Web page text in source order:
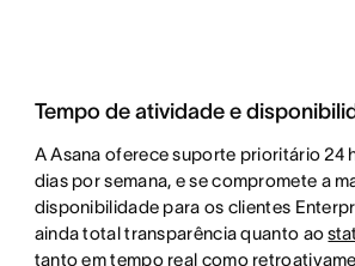
Tempo de atividade e
A Asana oferece suporte prioritário 24
dias por semana, e se compromete a
disponibilidade para os clientes
ainda total transparência quanto ao
tanto em tempo real como